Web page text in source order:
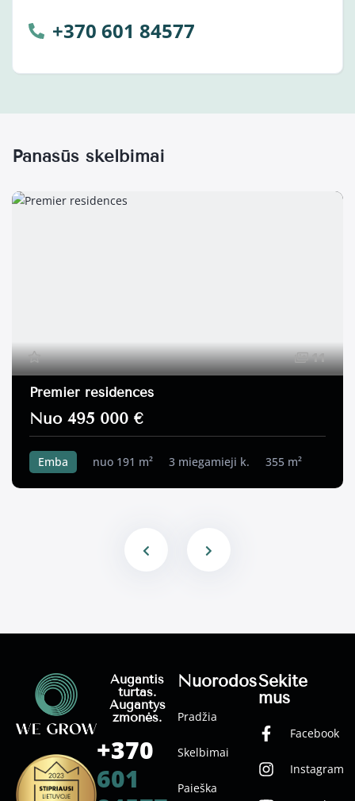
+370 601 84577
Panašūs skelbimai
11
Premier residences
Nuo 495 000 €
Emba nuo 191 m² 3 miegamieji k. 355 m²
Nuorodos
Pradžia
Skelbimai
Paieška
Sekite
mus
Facebook
Instagram
Augantis
turtas.
Augantys
žmonės.
+370
601